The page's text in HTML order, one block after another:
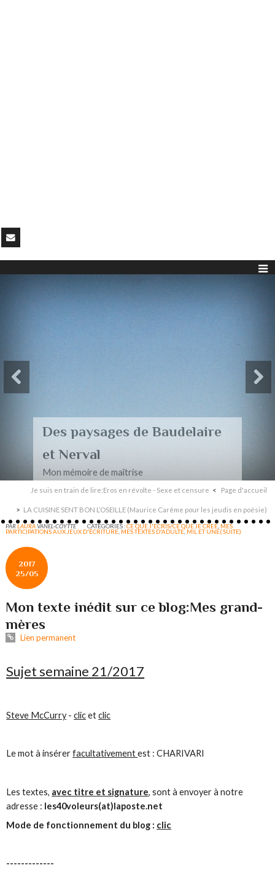
Des paysages de Baudelaire
et Nerval
Mon mémoire de maîtrise
Je suis en train de lire:Eros en révolte - Sexe et censure Page d'accueil
LA CUISINE SENT BON L’OSEILLE (Maurice Carême pour les jeudis en poésie)
PARLAURAVANEL-COYTTE CATÉGORIES :CE QUE J'ECRIS/CE QUE JE CREE MES
PARTICIPATIONS AUX JEUX D'ÉCRITURE MES TEXTES D'ADULTE, MIL ET UNE( SUITE)
2017
25/05
Mon texte inédit sur ce blog:Mes grand-
mères
Lien permanent
Sujet semaine 21/2017
Steve McCurry-clicetclic
Le mot à insérerfacultativementest : CHARIVARI
Les textes, avec titre et signature, sont à envoyer à notre
adresse : les40voleurs(at)laposte.net
Mode de fonctionnement du blog : clic
-------------